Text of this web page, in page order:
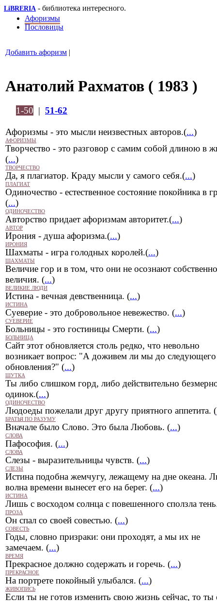
LiBRERIA - библиотека интересного.
Афоризмы
Пословицы
Добавить афоризм |
Анатолий Рахматов ( 1983 )
1-50 | 51-62
Афоризмы - это мысли неизвестных авторов.(...)
АФОРИЗМЫ
Творчество - это разговор с самим собой длиною в
(...)
ТВОРЧЕСТВО
Да, я плагиатор. Краду мысли у самого себя.(...)
ПЛАГИАТ
Одиночество - естественное состояние покойника в
(...)
ОДИНОЧЕСТВО
Авторство придает афоризмам авторитет.(...)
АВТОР
Ирония - душа афоризма.(...)
ИРОНИЯ
Шахматы - игра голодных королей.(...)
ШАХМАТЫ
Величие гор и в том, что они не осознают
величия. (...)
ВЕЛИКИЕ ЛЮДИ
Истина - вечная девственница. (...)
ИСТИНА
Суеверие - это добровольное невежество. (...)
СУЕВЕРИЕ
Больницы - это гостиницы Смерти. (...)
БОЛЬНИЦА
Сайт этот обновляется столь редко, что невольно
возникает вопрос: "А доживем ли мы до следующего
обновления?" (...)
ШУТКА
Ты либо слишком горд, либо действительно
одинок.(...)
ОДИНОЧЕСТВО
Людоеды пожелали друг другу приятного аппетита. (
БРАТЬЯ ПО РАЗУМУ
Вначале было Слово. Это была Любовь. (...)
СЛОВА
Пафософия. (...)
СЛОВА
Слезы - выразительницы чувств. (...)
СЛЕЗЫ
Истина подобна жемчугу, лежащему на дне океана.
волна времени вынесет его на берег. (...)
ИСТИНА
Лишь с восходом солнца с повешенного сползла
ПРОЗА
Он спал со своей совестью. (...)
СОВЕСТЬ
Годы, словно призраки: они проходят, а мы их не
замечаем. (...)
ВРЕМЯ
Прекрасное должно содержать и горечь. (...)
ПРЕКРАСНОЕ
На портрете покойный улыбался. (...)
ЖИВОПИСЬ
Если ты не готов изменить свою жизнь сейчас, то ты